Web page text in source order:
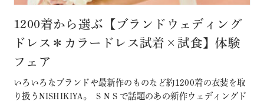
1200着から選ぶ【ブランドウェディング
ドレス＊カラードレス試着×試食】体験
フェア
いろいろなブランドや最新作のものなど約1200着の衣装を取
り扱うNISHIKIYA。 ＳＮＳで話題のあの新作ウェディングド